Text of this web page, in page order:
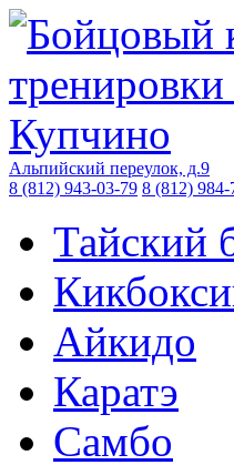
Альпийский переулок, д.9
8 (812) 943-03-79 8 (812) 984-
Тайский
Айкидо
Каратэ
Самбо